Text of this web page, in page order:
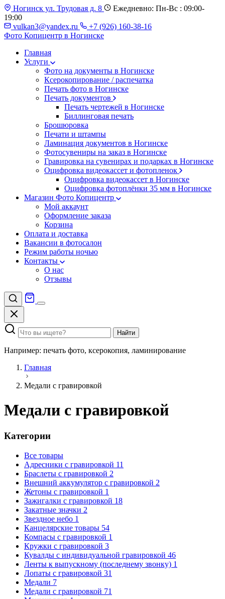
Ногинск ул. Трудовая д. 8
Ежедневно: Пн-Вс : 09:00-
19:00
vulkan3@yandex.ru
+7 (926) 160-38-16
Фото Копицентр в Ногинске
Главная
Услуги
Фото на документы в Ногинске
Ксерокопирование / распечатка
Печать фото в Ногинске
Печать документов
Печать чертежей в Ногинске
Биллинговая печать
Брошюровка
Печати и штампы
Ламинация документов в Ногинске
Фотосувениры на заказ в Ногинске
Гравировка на сувенирах и подарках в Ногинске
Оцифровка видеокассет и фотопленок
Оцифровка видеокассет в Ногинске
Оцифровка фотоплёнки 35 мм в Ногинске
Магазин Фото Копицентр
Мой аккаунт
Оформление заказа
Корзина
Оплата и доставка
Вакансии в фотосалон
Режим работы ночью
Контакты
О нас
Отзывы
Найти
Например: печать фото, ксерокопия, ламинирование
Главная
Медали с гравировкой
Медали с гравировкой
Категории
Все товары
Адресники с гравировкой 11
Браслеты с гравировкой 2
Внешний аккумулятор с гравировкой 2
Жетоны с гравировкой 1
Зажигалки с гравировкой 18
Закатные значки 2
Звездное небо 1
Канцелярские товары 54
Компасы с гравировкой 1
Кружки с гравировкой 3
Кувалды с индивидуальной гравировкой 46
Ленты к выпускному (последнему звонку) 1
Лопаты с гравировкой 31
Медали 7
Медали с гравировкой 71